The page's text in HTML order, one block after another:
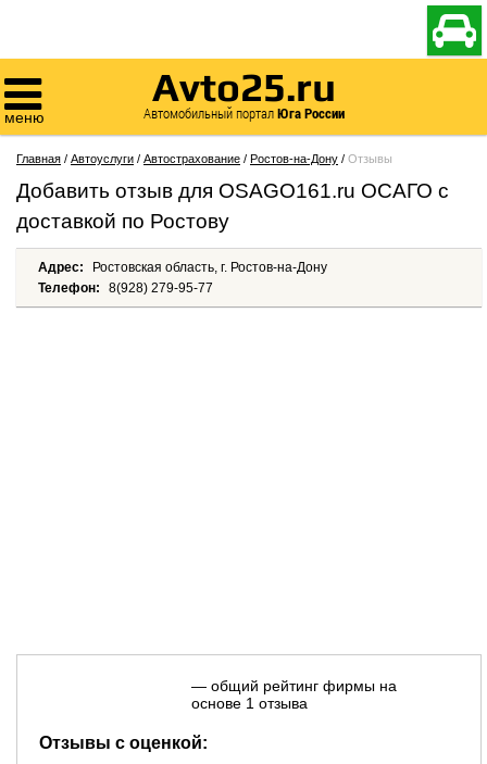


меню
Avto25.ru
Автомобильный порталЮга России
Главная / Автоуслуги / Автострахование / Ростов-на-Дону / Отзывы
Добавить отзыв для OSAGO161.ru ОСАГО с
доставкой по Ростову
Адрес:
Ростовская область, г. Ростов-на-Дону
Телефон:
8(928) 279-95-77
— общий рейтинг фирмы на
основе 1 отзыва
Отзывы с оценкой: